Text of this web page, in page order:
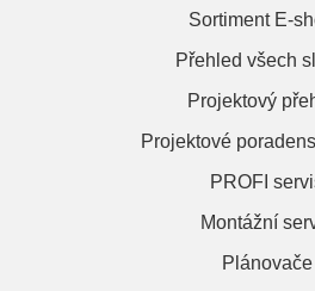
Sortiment E-
Přehled všech
Projektový
Projektové
PROFI
Montážní
Plánovače